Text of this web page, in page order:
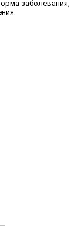
заболевания,